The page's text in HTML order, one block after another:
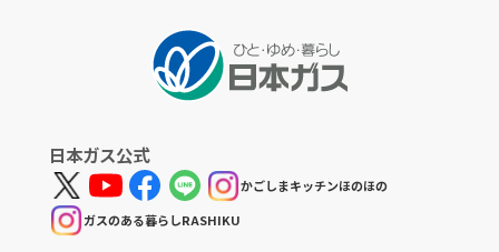
日本ガス公式
かごしまキッチンほのほの
ガスのある暮らしRASHIKU